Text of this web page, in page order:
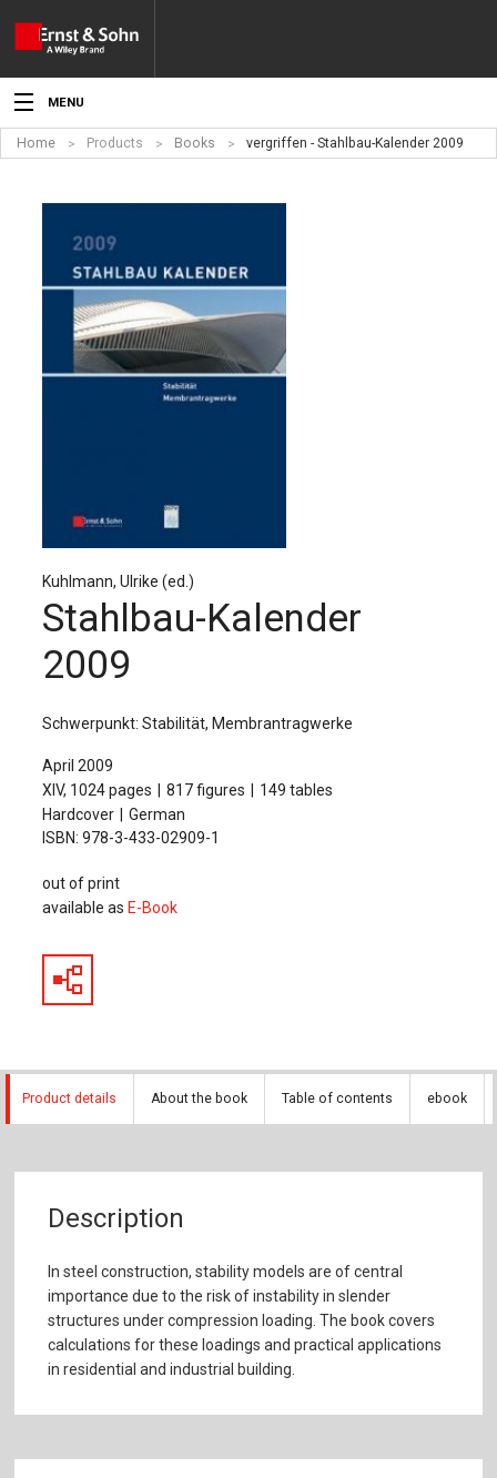
MENU
News
Events
Topics
Products
Media
The Publishing House
Sprache / Language: DE Sprache / Language: EN
Home Products Books vergriffen - Stahlbau-Kalender 2009
Kuhlmann, Ulrike (ed.)
Stahlbau-Kalender
2009
Schwerpunkt: Stabilität, Membrantragwerke
April 2009
XIV, 1024 pages
817 figures
149 tables
Hardcover
German
ISBN: 978-3-433-02909-1
out of print
available as E-Book
Product details About the book Table of contents ebook
Description
In steel construction, stability models are of central
importance due to the risk of instability in slender
structures under compression loading. The book covers
calculations for these loadings and practical applications
in residential and industrial building.